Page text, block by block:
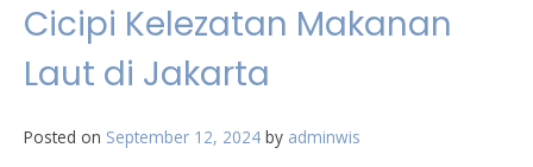
Cicipi Kelezatan Makanan
Laut di Jakarta
Posted on September 12, 2024 by adminwis